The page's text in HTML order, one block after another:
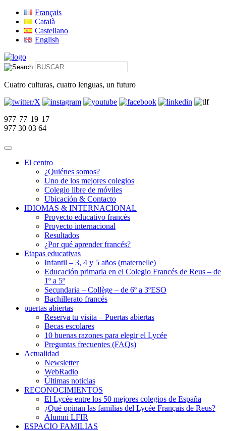
Français
Català
Castellano
English
Cuatro culturas, cuatro lenguas, un futuro
977 77 19 17
977 30 03 64
El centro
¿Quiénes somos?
Uno de los mejores colegios
Colegio libre de móviles
Ubicación & Contacto
IDIOMAS & INTERNACIONAL
Proyecto educativo francés
Proyecto internacional
Resultados
¿Por qué aprender francés?
Etapas educativas
Infantil – 3, 4 y 5 años (maternelle)
Educación primaria en el Colegio Francés de Reus – de
1º a 5º
Secundaria – Collège – de 6º a 3ºESO
Bachillerato francés
puertas abiertas
Reserva tu visita – Puertas abiertas
Becas escolares
10 buenas razones para elegir el Lycée
Preguntas frecuentes (FAQs)
Actualidad
Newsletter
WebRadio
Últimas noticias
RECONOCIMIENTOS
El Lycée entre los 50 mejores colegios de España
¿Qué opinan las familias del Lycée Français de Reus?
Alumni LFIR
ESPACIO FAMILIAS